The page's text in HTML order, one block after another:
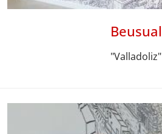
Beusual
"Valladoliz"